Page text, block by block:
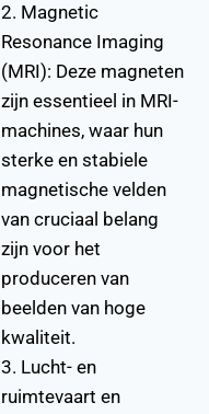
2. Magnetic
Resonance Imaging
(MRI): Deze magneten
zijn essentieel in MRI-
machines, waar hun
sterke en stabiele
magnetische velden
van cruciaal belang
zijn voor het
produceren van
beelden van hoge
kwaliteit.
3. Lucht- en
ruimtevaart en